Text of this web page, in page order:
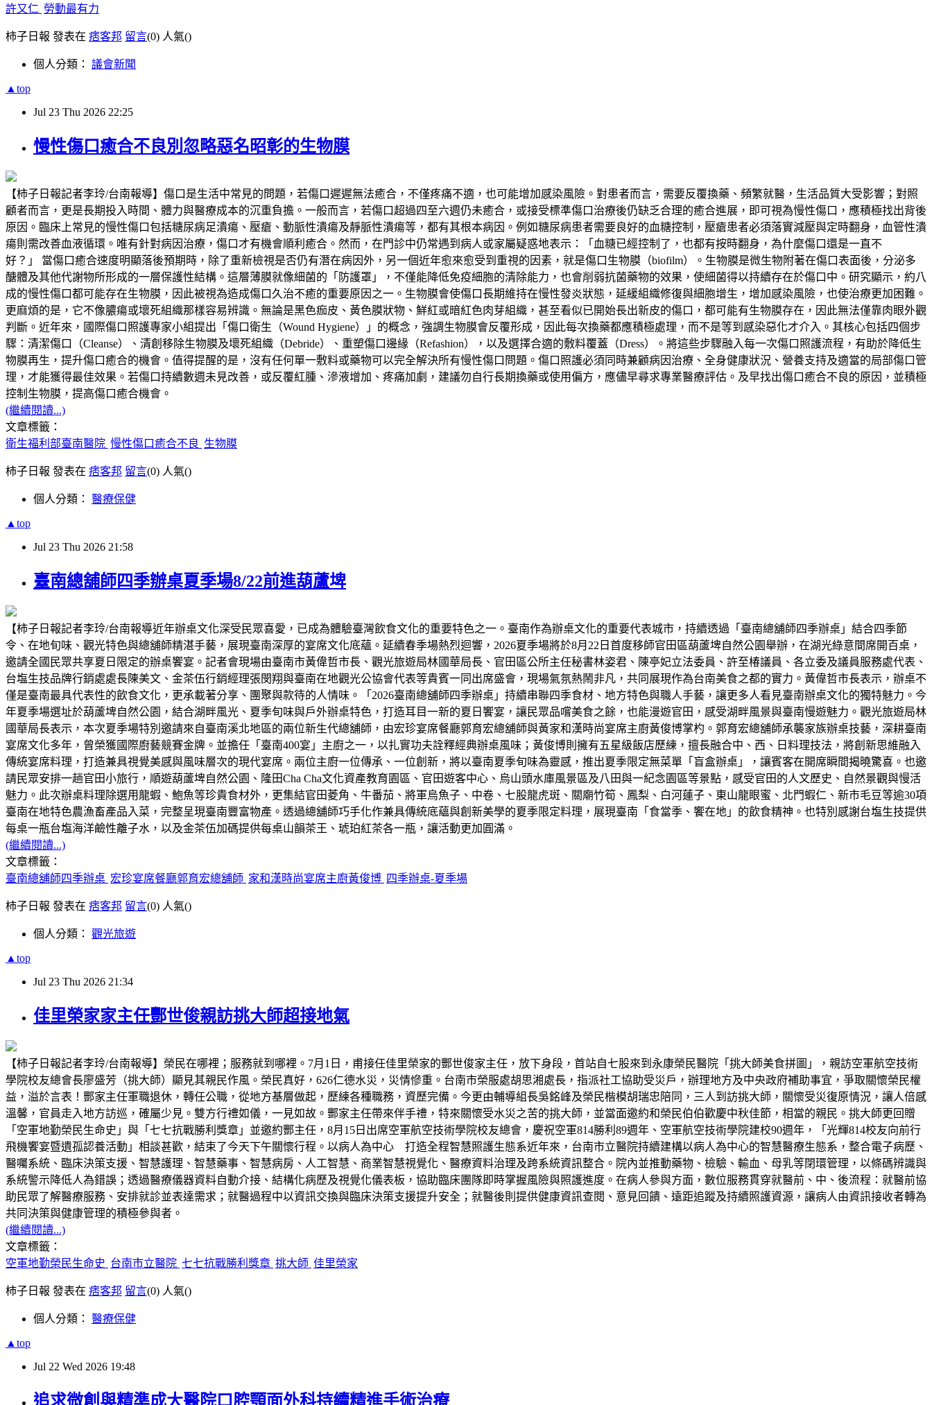
許又仁 勞動最有力
柿子日報 發表在 痞客邦 留言(0) 人氣()
個人分類： 議會新聞
▲top
Jul 23 Thu 2026 22:25
慢性傷口癒合不良別忽略惡名昭彰的生物膜
【柿子日報記者李玲/台南報導】傷口是生活中常見的問題，若傷口遲遲無法癒合，不僅疼痛不適，也可能增加感染風險。對患者而言，需要反覆換藥、頻繁就醫，生活品質大受影響；對照
顧者而言，更是長期投入時間、體力與醫療成本的沉重負擔。一般而言，若傷口超過四至六週仍未癒合，或接受標準傷口治療後仍缺乏合理的癒合進展，即可視為慢性傷口，應積極找出背後
原因。臨床上常見的慢性傷口包括糖尿病足潰瘍、壓瘡、動脈性潰瘍及靜脈性潰瘍等，都有其根本病因。例如糖尿病患者需要良好的血糖控制，壓瘡患者必須落實減壓與定時翻身，血管性潰
瘍則需改善血液循環。唯有針對病因治療，傷口才有機會順利癒合。然而，在門診中仍常遇到病人或家屬疑惑地表示：「血糖已經控制了，也都有按時翻身，為什麼傷口還是一直不
好？」 當傷口癒合速度明顯落後預期時，除了重新檢視是否仍有潛在病因外，另一個近年愈來愈受到重視的因素，就是傷口生物膜（biofilm）。生物膜是微生物附著在傷口表面後，分泌多
醣體及其他代謝物所形成的一層保護性結構。這層薄膜就像細菌的「防護罩」，不僅能降低免疫細胞的清除能力，也會削弱抗菌藥物的效果，使細菌得以持續存在於傷口中。研究顯示，約八
成的慢性傷口都可能存在生物膜，因此被視為造成傷口久治不癒的重要原因之一。生物膜會使傷口長期維持在慢性發炎狀態，延緩組織修復與細胞增生，增加感染風險，也使治療更加困難。
更麻煩的是，它不像膿瘍或壞死組織那樣容易辨識。無論是黑色痂皮、黃色膜狀物、鮮紅或暗紅色肉芽組織，甚至看似已開始長出新皮的傷口，都可能有生物膜存在，因此無法僅靠肉眼外觀
判斷。近年來，國際傷口照護專家小組提出「傷口衛生（Wound Hygiene）」的概念，強調生物膜會反覆形成，因此每次換藥都應積極處理，而不是等到感染惡化才介入。其核心包括四個步
驟：清潔傷口（Cleanse）、清創移除生物膜及壞死組織（Debride）、重塑傷口邊緣（Refashion），以及選擇合適的敷料覆蓋（Dress）。將這些步驟融入每一次傷口照護流程，有助於降低生
物膜再生，提升傷口癒合的機會。值得提醒的是，沒有任何單一敷料或藥物可以完全解決所有慢性傷口問題。傷口照護必須同時兼顧病因治療、全身健康狀況、營養支持及適當的局部傷口管
理，才能獲得最佳效果。若傷口持續數週未見改善，或反覆紅腫、滲液增加、疼痛加劇，建議勿自行長期換藥或使用偏方，應儘早尋求專業醫療評估。及早找出傷口癒合不良的原因，並積極
控制生物膜，提高傷口癒合機會。
(繼續閱讀...)
文章標籤：
衛生福利部臺南醫院 慢性傷口癒合不良 生物膜
柿子日報 發表在 痞客邦 留言(0) 人氣()
個人分類： 醫療保健
▲top
Jul 23 Thu 2026 21:58
臺南總舖師四季辦桌夏季場8/22前進葫蘆埤
【柿子日報記者李玲/台南報導近年辦桌文化深受民眾喜愛，已成為體驗臺灣飲食文化的重要特色之一。臺南作為辦桌文化的重要代表城市，持續透過「臺南總舖師四季辦桌」結合四季節
令、在地旬味、觀光特色與總舖師精湛手藝，展現臺南深厚的宴席文化底蘊。延續春季場熱烈迴響，2026夏季場將於8月22日首度移師官田區葫蘆埤自然公園舉辦，在湖光綠意間席開百桌，
邀請全國民眾共享夏日限定的辦桌饗宴。記者會現場由臺南市黃偉哲市長、觀光旅遊局林國華局長、官田區公所主任秘書林姿君、陳亭妃立法委員、許至椿議員、各立委及議員服務處代表、
台塩生技品牌行銷處處長陳美文、金茶伍行銷經理張閔翔與臺南在地觀光公協會代表等貴賓一同出席盛會，現場氣氛熱鬧非凡，共同展現作為台南美食之都的實力。黃偉哲市長表示，辦桌不
僅是臺南最具代表性的飲食文化，更承載著分享、團聚與款待的人情味。「2026臺南總舖師四季辦桌」持續串聯四季食材、地方特色與職人手藝，讓更多人看見臺南辦桌文化的獨特魅力。今
年夏季場選址於葫蘆埤自然公園，結合湖畔風光、夏季旬味與戶外辦桌特色，打造耳目一新的夏日饗宴，讓民眾品嚐美食之餘，也能漫遊官田，感受湖畔風景與臺南慢遊魅力。觀光旅遊局林
國華局長表示，本次夏季場特別邀請來自臺南溪北地區的兩位新生代總舖師，由宏珍宴席餐廳郭育宏總舖師與黃家和漢時尚宴席主廚黃俊博掌杓。郭育宏總舖師承襲家族辦桌技藝，深耕臺南
宴席文化多年，曾榮獲國際廚藝競賽金牌。並擔任「臺南400宴」主廚之一，以扎實功夫詮釋經典辦桌風味；黃俊博則擁有五星級飯店歷練，擅長融合中、西、日料理技法，將創新思維融入
傳統宴席料理，打造兼具視覺美感與風味層次的現代宴席。兩位主廚一位傳承、一位創新，將以臺南夏季旬味為靈感，推出夏季限定無菜單「盲盒辦桌」，讓賓客在開席瞬間揭曉驚喜。也邀
請民眾安排一趟官田小旅行，順遊葫蘆埤自然公園、隆田Cha Cha文化資產教育園區、官田遊客中心、烏山頭水庫風景區及八田與一紀念園區等景點，感受官田的人文歷史、自然景觀與慢活
魅力。此次辦桌料理除選用龍蝦、鮑魚等珍貴食材外，更集結官田菱角、牛番茄、將軍烏魚子、中卷、七股龍虎斑、關廟竹筍、鳳梨、白河蓮子、東山龍眼蜜、北門蝦仁、新市毛豆等逾30項
臺南在地特色農漁畜產品入菜，完整呈現臺南豐富物產。透過總舖師巧手化作兼具傳統底蘊與創新美學的夏季限定料理，展現臺南「食當季、饗在地」的飲食精神。也特別感謝台塩生技提供
每桌一瓶台塩海洋鹼性離子水，以及金茶伍加碼提供每桌山韻茶王、琥珀紅茶各一瓶，讓活動更加圓滿。
(繼續閱讀...)
文章標籤：
臺南總舖師四季辦桌 宏珍宴席餐廳郭育宏總舖師 家和漢時尚宴席主廚黃俊博 四季辦桌-夏季場
柿子日報 發表在 痞客邦 留言(0) 人氣()
個人分類： 觀光旅遊
▲top
Jul 23 Thu 2026 21:34
佳里榮家家主任酆世俊親訪挑大師超接地氣
【柿子日報記者李玲/台南報導】榮民在哪裡；服務就到哪裡。7月1日，甫接任佳里榮家的酆世俊家主任，放下身段，首站自七股來到永康榮民醫院「挑大師美食拼圖」，親訪空軍航空技術
學院校友總會長廖盛芳（挑大師）顯見其親民作風。榮民真好，626仁德水災，災情慘重。台南市榮服處胡思湘處長，指派社工協助受災戶，辦理地方及中央政府補助事宜，爭取關懷榮民權
益，溢於言表！酆家主任軍職退休，轉任公職，從地方基層做起，歷練各種職務，資歷完備。今更由輔導組長吳銘峰及榮民楷模胡瑞忠陪同，三人到訪挑大師，關懷受災復原情況，讓人倍感
溫馨，官員走入地方訪巡，確屬少見。雙方行禮如儀，一見如故。酆家主任帶來伴手禮，特來關懷受水災之苦的挑大師，並當面邀約和榮民伯伯歡慶中秋佳節，相當的親民。挑大師更回贈
「空軍地勤榮民生命史」與「七七抗戰勝利獎章」並邀約酆主任，8月15日出席空軍航空技術學院校友總會，慶祝空軍814勝利89週年、空軍航空技術學院建校90週年，「光輝814校友向前行
飛機饗宴暨遺孤認養活動」相談甚歡，結束了今天下午關懷行程。以病人為中心 打造全程智慧照護生態系近年來，台南市立醫院持續建構以病人為中心的智慧醫療生態系，整合電子病歷、
醫囑系統、臨床決策支援、智慧護理、智慧藥事、智慧病房、人工智慧、商業智慧視覺化、醫療資料治理及跨系統資訊整合。院內並推動藥物、檢驗、輸血、母乳等閉環管理，以條碼辨識與
系統警示降低人為錯誤；透過醫療儀器資料自動介接、結構化病歷及視覺化儀表板，協助臨床團隊即時掌握風險與照護進度。在病人參與方面，數位服務貫穿就醫前、中、後流程：就醫前協
助民眾了解醫療服務、安排就診並表達需求；就醫過程中以資訊交換與臨床決策支援提升安全；就醫後則提供健康資訊查閱、意見回饋、遠距追蹤及持續照護資源，讓病人由資訊接收者轉為
共同決策與健康管理的積極參與者。
(繼續閱讀...)
文章標籤：
空軍地勤榮民生命史 台南市立醫院 七七抗戰勝利獎章 挑大師 佳里榮家
柿子日報 發表在 痞客邦 留言(0) 人氣()
個人分類： 醫療保健
▲top
Jul 22 Wed 2026 19:48
追求微創與精準成大醫院口腔顎面外科持續精進手術治療